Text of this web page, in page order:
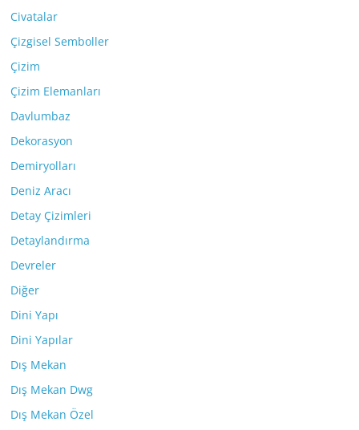
Civatalar
Çizgisel Semboller
Çizim
Çizim Elemanları
Davlumbaz
Dekorasyon
Demiryolları
Deniz Aracı
Detay Çizimleri
Detaylandırma
Devreler
Diğer
Dini Yapı
Dini Yapılar
Dış Mekan
Dış Mekan Dwg
Dış Mekan Özel